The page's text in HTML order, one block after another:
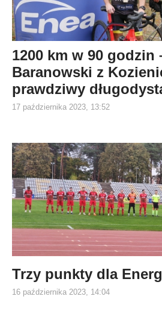
1200 km w 90 godzin
Baranowski z
prawdziwy
17 października 2023, 13:52
Trzy punkty dla
16 października 2023, 14:04